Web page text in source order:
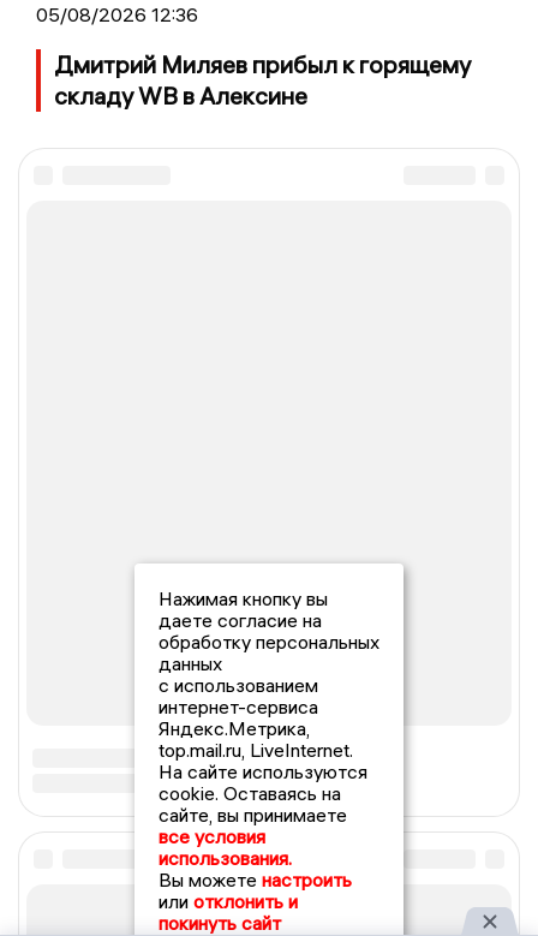
05/08/2026 12:36
Дмитрий Миляев прибыл к горящему
складу WB в Алексине
Нажимая кнопку вы
даете согласие на
обработку персональных
данных
с использованием
интернет-сервиса
Яндекс.Метрика,
top.mail.ru, LiveInternet.
На сайте используются
cookie. Оставаясь на
сайте, вы принимаете
все условия
использования.
Вы можете настроить
или отклонить и
покинуть сайт